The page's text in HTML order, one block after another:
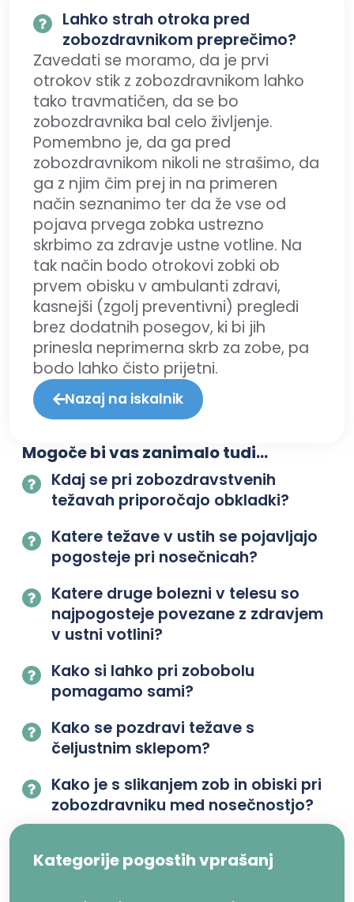
Lahko strah otroka pred
zobozdravnikom preprečimo?
Zavedati se moramo, da je prvi
otrokov stik z zobozdravnikom lahko
tako travmatičen, da se bo
zobozdravnika bal celo življenje.
Pomembno je, da ga pred
zobozdravnikom nikoli ne strašimo, da
ga z njim čim prej in na primeren
način seznanimo ter da že vse od
pojava prvega zobka ustrezno
skrbimo za zdravje ustne votline. Na
tak način bodo otrokovi zobki ob
prvem obisku v ambulanti zdravi,
kasnejši (zgolj preventivni) pregledi
brez dodatnih posegov, ki bi jih
prinesla neprimerna skrb za zobe, pa
bodo lahko čisto prijetni.
Nazaj na iskalnik
Mogoče bi vas zanimalo tudi...
Kdaj se pri zobozdravstvenih
težavah priporočajo obkladki?
Katere težave v ustih se pojavljajo
pogosteje pri nosečnicah?
Katere druge bolezni v telesu so
najpogosteje povezane z zdravjem
v ustni votlini?
Kako si lahko pri zobobolu
pomagamo sami?
Kako se pozdravi težave s
čeljustnim sklepom?
Kako je s slikanjem zob in obiski pri
zobozdravniku med nosečnostjo?
Kategorije pogostih vprašanj